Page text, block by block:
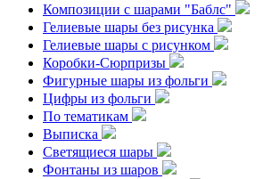
Композиции с шарами "Баблс"
Гелиевые шары без рисунка
Гелиевые шары с рисунком
Коробки-Сюрпризы
Фигурные шары из фольги
Цифры из фольги
По тематикам
Выписка
Светящиеся шары
Фонтаны из шаров